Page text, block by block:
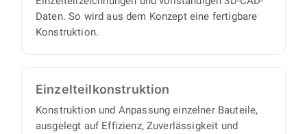
Daten. So wird aus dem Konzept eine fertigbare
Konstruktion.
Einzelteil­konstruktion
Konstruktion und Anpassung einzelner Bauteile,
ausgelegt auf Effizienz, Zuverlässigkeit und